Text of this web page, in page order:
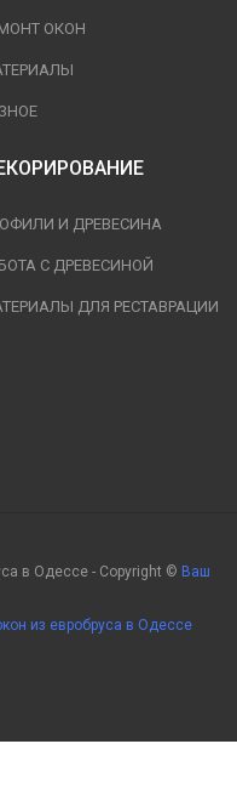
ОКОН
И ДРЕВЕСИНА
С ДРЕВЕСИНОЙ
ДЛЯ РЕСТАВРАЦИИ
в Одессе - Copyright © Ваш
из евробруса в Одессе